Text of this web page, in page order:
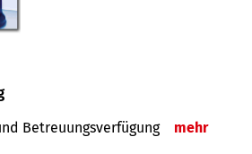
Betreuungsverfügung mehr